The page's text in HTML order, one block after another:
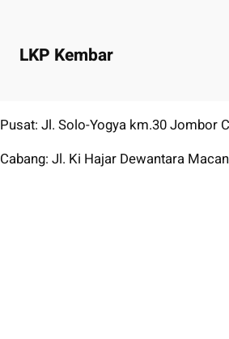
LKP Kembar
Pusat: Jl. Solo-Yogya km.30 Jombor
Cabang: Jl. Ki Hajar Dewantara